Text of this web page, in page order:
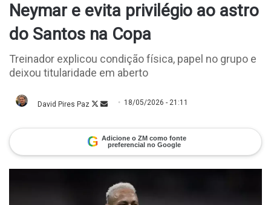
Neymar e evita privilégio ao astro
do Santos na Copa
Treinador explicou condição física, papel no grupo e
deixou titularidade em aberto
David Pires Paz FollowMande
mail
18/05/2026 - 21:11
G Adicione o ZM como fonte
preferencial no Google